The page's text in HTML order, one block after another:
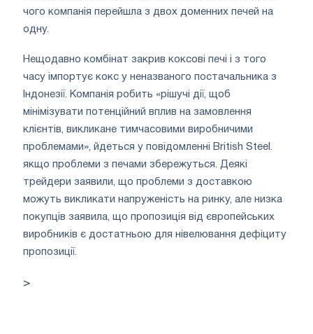
чого компанія перейшла з двох доменних печей на
одну.
Нещодавно комбінат закрив коксові печі і з того
часу імпортує кокс у неназваного постачальника з
Індонезії. Компанія робить «рішучі дії, щоб
мінімізувати потенційний вплив на замовлення
клієнтів, викликане тимчасовими виробничими
проблемами», йдеться у повідомленні British Steel.
якщо проблеми з печами збережуться. Деякі
трейдери заявили, що проблеми з доставкою
можуть викликати напруженість на ринку, але низка
покупців заявила, що пропозиція від європейських
виробників є достатньою для нівелювання дефіциту
пропозиції.
>